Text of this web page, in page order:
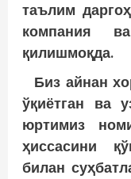
таълим
компания
қилишмоқда.
Биз айнан
ўқиётган ва
юртимиз
ҳиссасини
билан